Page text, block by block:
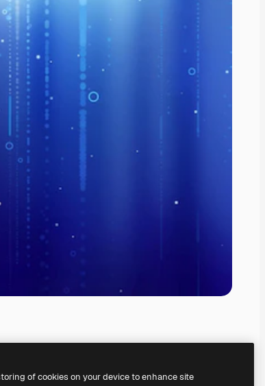
of cookies on your device to enhance site